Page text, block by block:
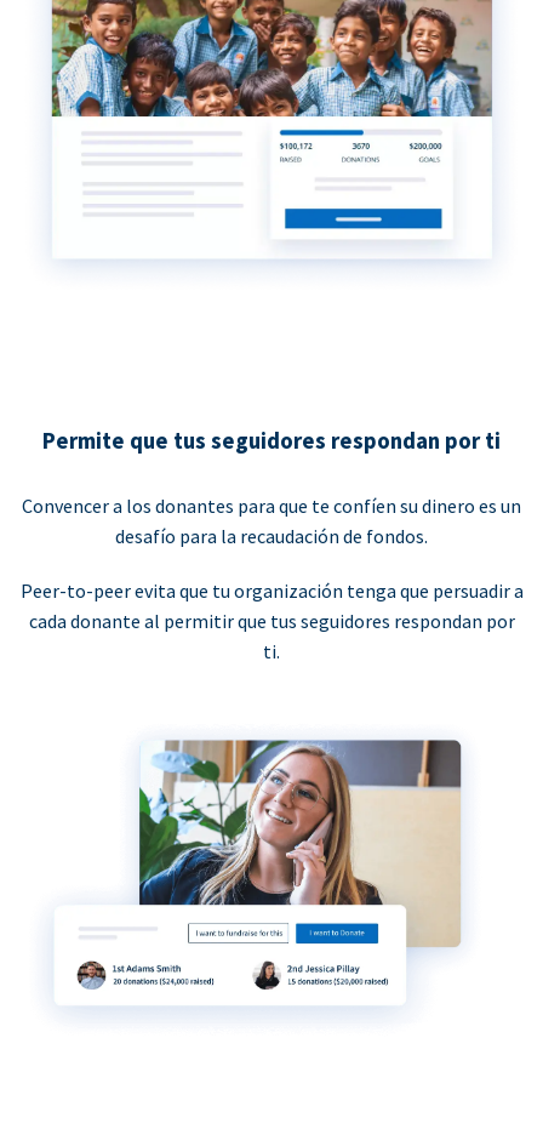
Permite que tus seguidores respondan por ti
Convencer a los donantes para que te confíen su dinero es un
desafío para la recaudación de fondos.
Peer-to-peer evita que tu organización tenga que persuadir a
cada donante al permitir que tus seguidores respondan por
ti.